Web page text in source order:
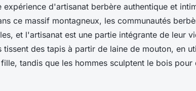
expérience d'artisanat berbère authentique et
ce massif montagneux, les communautés
et l'artisanat est une partie intégrante de leur
tissent des tapis à partir de laine de mouton, en
tandis que les hommes sculptent le bois